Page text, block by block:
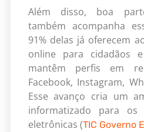
Além disso, boa
também acompanha
91% delas já oferecem
online para cidadãos
mantêm perfis em
Facebook, Instagram,
Esse avanço cria um
informatizado para
eletrônicas (TIC Governo